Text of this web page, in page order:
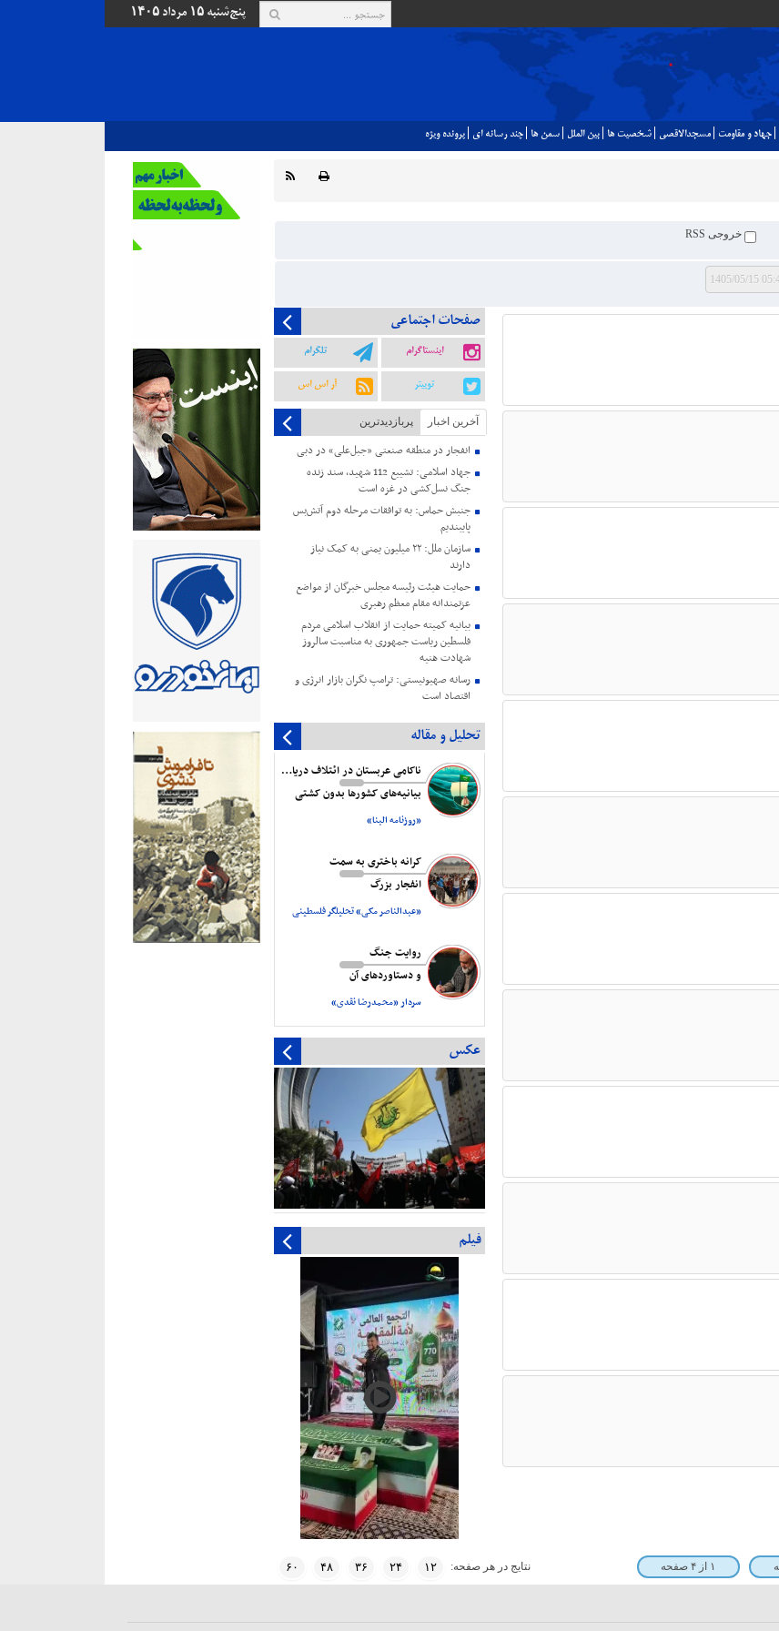
پنج‌شنبه ۱۵ مرداد ۱۴۰۵
جهاد و مقاومت مسجدالاقصي شخصيت ها بين الملل سمن ها چند رسانه اي پرونده ويژه
خروجی RSS
صفحات اجتماعی
اینستاگرام تلگرام
توییتر آر اس اس
آخرین اخبار پربازدیدترین
انفجار در منطقه صنعتی «جبل‌علی» در دبی
جهاد اسلامی: تشییع 112 شهید، سند زنده
جنگ نسل‌کشی در غزه است
جنبش حماس: به توافقات مرحله دوم آتش‌بس
پایبندیم
سازمان ملل: ۲۲ میلیون یمنی به کمک نیاز
دارند
حمایت هیئت رئیسه مجلس خبرگان از مواضع
عزتمندانه مقام معظم رهبری
بیانیه کمیته حمایت از انقلاب اسلامی مردم
فلسطین ریاست جمهوری به مناسبت سالروز
شهادت هنیه
رسانه صهیونیستی: ترامپ نگران بازار انرژی و
اقتصاد است
بیانیه اتحادیه نوجوانان و جوانان مخالف
اشغالگری به مناسبت سالگرد شهادت اسماعیل
هنیه
تداوم هتک‌حرمت مقدسات مسیحی از سوی
صهیونیست ها
هاآرتص: ترامپ استاد لفاظی‌های توخالی است
شبکه پرس‌تی‌وی
نیویورک تایمز: هم‌پیمانان آمریکا نگران شکست
مقابل ایران هستند
تحلیل و مقاله
ناکامی عربستان در ائتلاف دریایی
بیانیه‌های کشورها بدون کشتی
«روزنامه البنا»
کرانه باختری به سمت
انفجار بزرگ
«عبدالناصر مکی» تحلیلگر فلسطینی
روایت جنگ
و دستاورد‌های آن
سردار «محمدرضا نقدی»
عکس
فیلم
۱ از ۴ صفحه نتایج در هر صفحه: ۱۲ ۲۴ ۳۶ ۴۸ ۶۰